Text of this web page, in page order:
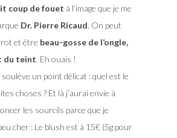
coup de fouet à l’image que je me
Dr. Pierre Ricaud. On peut
et être beau-gosse de l’ongle,
du teint. Eh ouais !
un point délicat : quel est le
choses ? Et là j’aurai envie à
les sourcils parce que je
cher : Le blush est à 15€ (5g pour